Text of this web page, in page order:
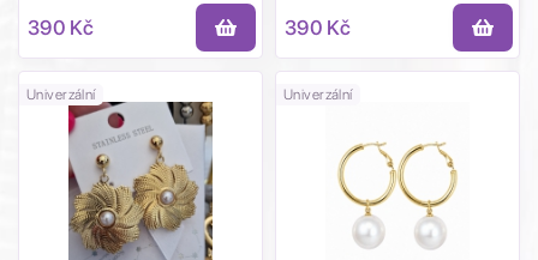
390 Kč 390 Kč
Univerzální Univerzální